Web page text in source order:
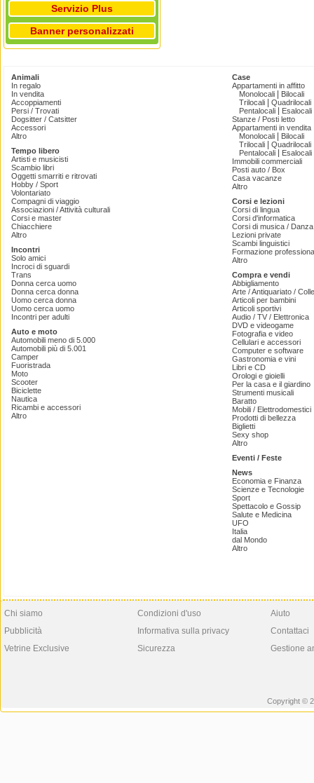
Servizio Plus
Banner personalizzati
Animali
In regalo
In vendita
Accoppiamenti
Persi / Trovati
Dogsitter / Catsitter
Accessori
Altro
Tempo libero
Artisti e musicisti
Scambio libri
Oggetti smarriti e ritrovati
Hobby / Sport
Volontariato
Compagni di viaggio
Associazioni / Attività culturali
Corsi e master
Chiacchiere
Altro
Incontri
Solo amici
Incroci di sguardi
Trans
Donna cerca uomo
Donna cerca donna
Uomo cerca donna
Uomo cerca uomo
Incontri per adulti
Auto e moto
Automobili meno di 5.000
Automobili più di 5.001
Camper
Fuoristrada
Moto
Scooter
Biciclette
Nautica
Ricambi e accessori
Altro
Case
Appartamenti in affitto
Monolocali
Bilocali
Trilocali
Quadrilocali
Pentalocali
Esalocali
Stanze / Posti letto
Appartamenti in vendita
Monolocali
Bilocali
Trilocali
Quadrilocali
Pentalocali
Esalocali
Immobili commerciali
Posti auto / Box
Casa vacanze
Altro
Corsi e lezioni
Corsi di lingua
Corsi d'informatica
Corsi di musica /
Lezioni private
Scambi linguistici
Formazione
Altro
Compra e vendi
Abbigliamento
Arte / Antiquariato /
Articoli per bambini
Articoli sportivi
Audio / TV / Elettronica
DVD e videogame
Fotografia e video
Cellulari e accessori
Computer e software
Gastronomia e vini
Libri e CD
Orologi e gioielli
Per la casa e il giardino
Strumenti musicali
Baratto
Mobili / Elettrodomestici
Prodotti di bellezza
Biglietti
Sexy shop
Altro
Eventi / Feste
News
Economia e Finanza
Scienze e Tecnologie
Sport
Spettacolo e Gossip
Salute e Medicina
UFO
Italia
dal Mondo
Altro
Chi siamo
Pubblicità
Vetrine Exclusive
Condizioni d'uso
Informativa sulla privacy
Sicurezza
Aiuto
Contattaci
Gestione
Copyright ©